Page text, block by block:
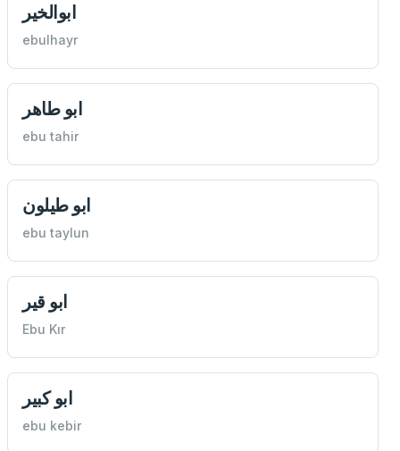
ابوالخير
ebulhayr
ابو طاهر
ebu tahir
ابو طيلون
ebu taylun
ابو قير
Ebu Kır
ابو كبير
ebu kebir